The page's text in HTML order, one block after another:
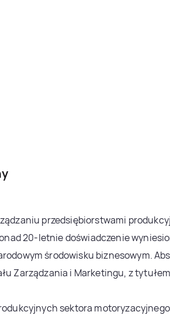
przedsiębiorstwami
20-letnie doświadczenie
środowisku biznesowym.
Zarządzania i Marketingu, z tytułem
sektora